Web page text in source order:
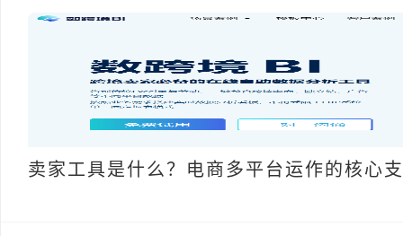
卖家工具是什么？电商多平台运作的核心